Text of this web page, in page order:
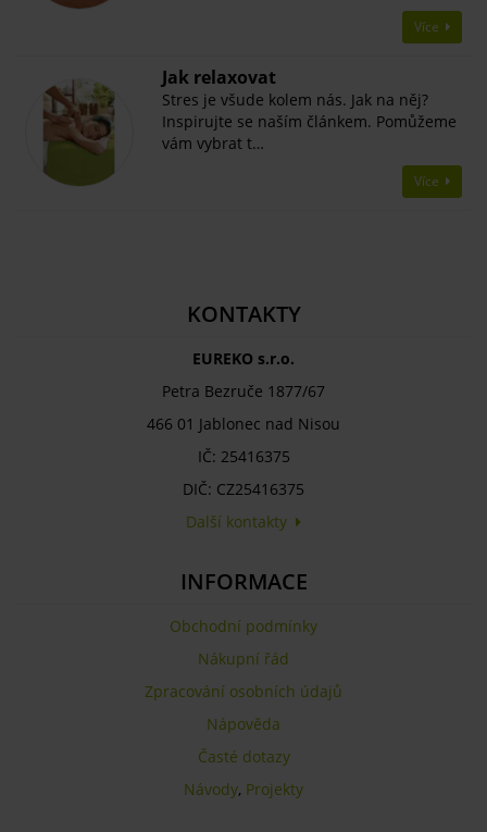
Více
Jak relaxovat
Stres je všude kolem nás. Jak na něj?
Inspirujte se naším článkem. Pomůžeme
vám vybrat t…
Více
KONTAKTY
EUREKO s.r.o.
Petra Bezruče 1877/67
466 01 Jablonec nad Nisou
IČ: 25416375
DIČ: CZ25416375
Další kontakty
INFORMACE
Obchodní podmínky
Nákupní řád
Zpracování osobních údajů
Nápověda
Časté dotazy
Návody, Projekty